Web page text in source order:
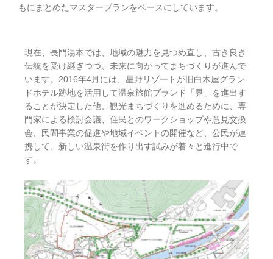
もにまとめたマスタープランをベースにしています。
現在、長門湯本では、地域の魅力を見つめ直し、古き良き
伝統を受け継ぎつつ、未来に向かってまちづくりが進んで
います。2016年4月には、星野リゾートが旧白木屋グラン
ドホテル跡地を活用して温泉旅館ブランド「界」を進出す
ることが決定した他、観光まちづくりを進めるために、専
門家による検討会議、住民とのワークショップや意見交換
会、民間事業の促進や地域イベントの開催など、公民が連
携して、新しい温泉街を作り出す試みが着々と進行中で
す。